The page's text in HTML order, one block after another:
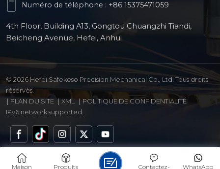
Numéro de téléphone : +86 15375471059
4th Floor, Building A13, Gongtou Chuangzhi Tiandi,
Beicheng Avenue, Hefei, Anhui
© 2026 Hefei Safekeso Precision Mechanical Co., Ltd. Tous droits
réservés.
| PLAN DU SITE | XML | POLITIQUE DE CONFIDENTIALITÉ
IPv6 network supported.
Maison Produits WhatsApp
Contactez-